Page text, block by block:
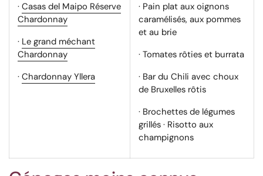
· Casas del Maipo Réserve
Chardonnay
· Le grand méchant
Chardonnay
· Chardonnay Yllera
· Pain plat aux oignons
caramélisés, aux pommes
et au brie
· Tomates rôties et burrata
· Bar du Chili avec choux
de Bruxelles rôtis
· Brochettes de légumes
grillés · Risotto aux
champignons